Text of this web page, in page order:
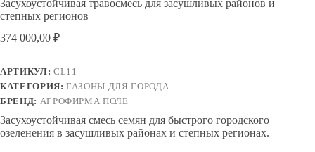
Засухоустойчивая травосмесь для засушливых районов и
степных регионов
374 000,00 ₽
АРТИКУЛ: CL11
КАТЕГОРИЯ:ГАЗОНЫ ДЛЯ ГОРОДА
БРЕНД: АГРОФИРМА ПОЛЕ
Засухоустойчивая смесь семян для быстрого городского
озеленения в засушливых районах и степных регионах.